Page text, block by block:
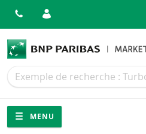
Recherche
Recherche
Navigation
Navigation sur
MENU